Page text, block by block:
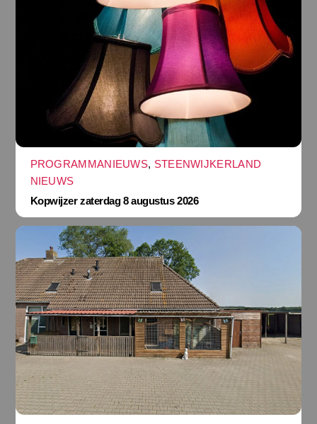
PROGRAMMANIEUWS, STEENWIJKERLAND
NIEUWS
Kopwijzer zaterdag 8 augustus 2026